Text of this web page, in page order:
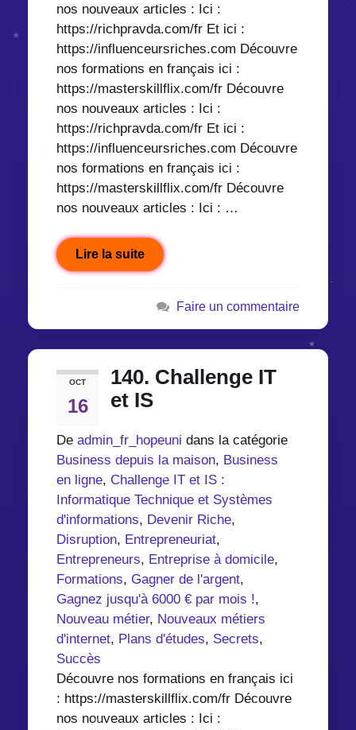
nos nouveaux articles : Ici :
https://richpravda.com/fr Et ici :
https://influenceursriches.com Découvre
nos formations en français ici :
https://masterskillflix.com/fr Découvre
nos nouveaux articles : Ici :
https://richpravda.com/fr Et ici :
https://influenceursriches.com Découvre
nos formations en français ici :
https://masterskillflix.com/fr Découvre
nos nouveaux articles : Ici : …
Lire la suite
Faire un commentaire
OCT
16
140. Challenge IT
et IS
De admin_fr_hopeuni dans la catégorie
Business depuis la maison, Business
en ligne, Challenge IT et IS :
Informatique Technique et Systèmes
d'informations, Devenir Riche,
Disruption, Entrepreneuriat,
Entrepreneurs, Entreprise à domicile,
Formations, Gagner de l'argent,
Gagnez jusqu'à 6000 € par mois !,
Nouveau métier, Nouveaux métiers
d'internet, Plans d'études, Secrets,
Succès
Découvre nos formations en français ici
: https://masterskillflix.com/fr Découvre
nos nouveaux articles : Ici :